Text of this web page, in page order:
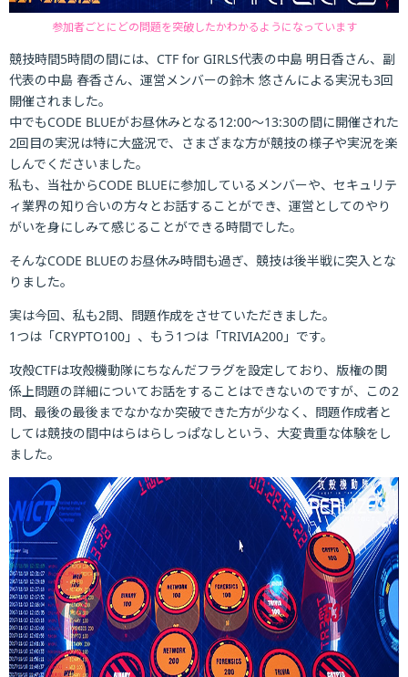
参加者ごとにどの問題を突破したかわかるようになっています
競技時間5時間の間には、CTF for GIRLS代表の中島 明日香さん、副
代表の中島 春香さん、運営メンバーの鈴木 悠さんによる実況も3回
開催されました。
中でもCODE BLUEがお昼休みとなる12:00～13:30の間に開催された
2回目の実況は特に大盛況で、さまざまな方が競技の様子や実況を楽
しんでくださいました。
私も、当社からCODE BLUEに参加しているメンバーや、セキュリテ
ィ業界の知り合いの方々とお話することができ、運営としてのやり
がいを身にしみて感じることができる時間でした。
そんなCODE BLUEのお昼休み時間も過ぎ、競技は後半戦に突入とな
りました。
実は今回、私も2問、問題作成をさせていただきました。
1つは「CRYPTO100」、もう1つは「TRIVIA200」です。
攻殻CTFは攻殻機動隊にちなんだフラグを設定しており、版権の関
係上問題の詳細についてお話をすることはできないのですが、この2
問、最後の最後までなかなか突破できた方が少なく、問題作成者と
しては競技の間中はらはらしっぱなしという、大変貴重な体験をし
ました。